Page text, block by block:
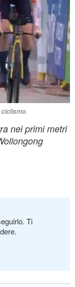
nei primi metri
Ti